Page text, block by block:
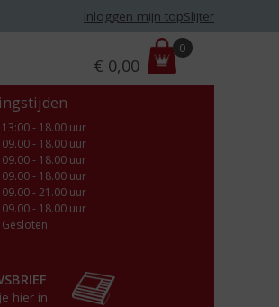
Inloggen mijn topSlijter
r
i
€ 0,00
0
13:00 - 18.00 uur
09.00 - 18.00 uur
09.00 - 18.00 uur
09.00 - 18.00 uur
09.00 - 21.00 uur
09.00 - 18.00 uur
Gesloten
hier in